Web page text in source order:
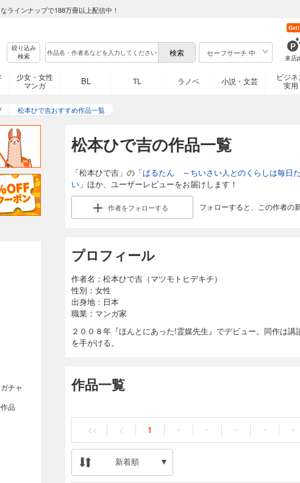
ラインナップで188万冊以上配信中！
絞り込み
検索
セーフサーチ 中
来店
Get!
少女・女性
マンガ
BL TL ラノベ 小説・文芸
ビジネ
実用
松本ひで吉おすすめ作品一覧
松本ひで吉の作品一覧
「松本ひで吉」の「ぱるたん ～ちいさい人とのくらしは毎日
い 」ほか、ユーザーレビューをお届けします！
作者をフォローする フォローすると、この作者の
プロフィール
作者名：松本ひで吉（マツモトヒデキチ）
性別：女性
出身地：日本
職業：マンガ家
２００８年『ほんとにあった!霊媒先生』でデビュー。同作は
を手がける。
作品一覧
<< < 1 ・ ・ ・ ・ ・
新着順
チャ
品